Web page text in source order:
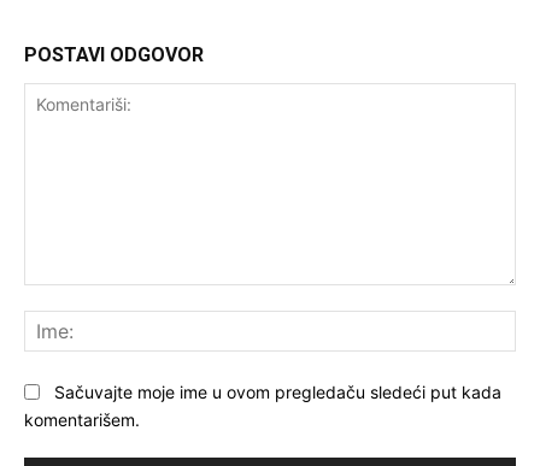
POSTAVI ODGOVOR
Sačuvajte moje ime u ovom pregledaču sledeći put kada
komentarišem.